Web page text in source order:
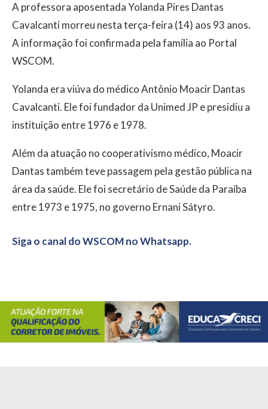
A professora aposentada Yolanda Pires Dantas
Cavalcanti morreu nesta terça-feira (14) aos 93 anos.
A informação foi confirmada pela família ao Portal
WSCOM.
Yolanda era viúva do médico Antônio Moacir Dantas
Cavalcanti. Ele foi fundador da Unimed JP e presidiu a
instituição entre 1976 e 1978.
Além da atuação no cooperativismo médico, Moacir
Dantas também teve passagem pela gestão pública na
área da saúde. Ele foi secretário de Saúde da Paraíba
entre 1973 e 1975, no governo Ernani Sátyro.
Siga o canal do WSCOM no Whatsapp.